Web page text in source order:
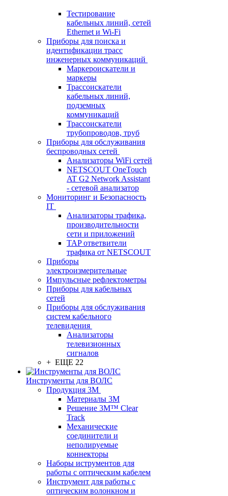
Тестирование
кабельных линий, сетей
Ethernet и Wi-Fi
Приборы для поиска и
идентификации трасс
инженерных коммуникаций
Маркероискатели и
маркеры
Трассоискатели
кабельных линий,
подземных
коммуникаций
Трассоискатели
трубопроводов, труб
Приборы для обслуживания
беспроводных сетей
Анализаторы WiFi сетей
NETSCOUT OneTouch
AT G2 Network Assistant
- сетевой анализатор
Мониторинг и Безопасность
IT
Анализаторы трафика,
производительности
сети и приложений
TAP ответвители
трафика от NETSCOUT
Приборы
электроизмерительные
Импульсные рефлектометры
Приборы для кабельных
сетей
Приборы для обслуживания
систем кабельного
телевидения
Анализаторы
телевизионных
сигналов
+ ЕЩЕ 22
Инструменты для ВОЛС
Продукция 3M
Материалы 3М
Решение 3M™ Clear
Track
Механические
соединители и
неполируемые
коннекторы
Наборы иструментов для
работы с оптическим кабелем
Инструмент для работы с
оптическим волонкном и